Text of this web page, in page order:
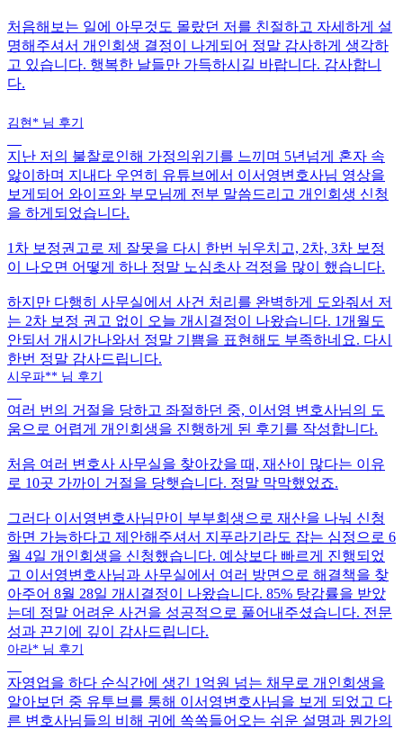
처음해보는 일에 아무것도 몰랐던 저를 친절하고 자세하게 설
명해주셔서 개인회생 결정이 나게되어 정말 감사하게 생각하
고 있습니다. 행복한 날들만 가득하시길 바랍니다. 감사합니
다.
김현* 님 후기
지난 저의 불찰로인해 가정의위기를 느끼며 5년넘게 혼자 속
앓이하며 지내다 우연히 유튜브에서 이서영변호사님 영상을
보게되어 와이프와 부모님께 전부 말씀드리고 개인회생 신청
을 하게되었습니다.
1차 보정권고로 제 잘못을 다시 한번 뉘우치고, 2차, 3차 보정
이 나오면 어떻게 하나 정말 노심초사 걱정을 많이 했습니다.
하지만 다행히 사무실에서 사건 처리를 완벽하게 도와줘서 저
는 2차 보정 권고 없이 오늘 개시결정이 나왔습니다. 1개월도
안되서 개시가나와서 정말 기쁨을 표현해도 부족하네요. 다시
한번 정말 감사드립니다.
시우파** 님 후기
여러 번의 거절을 당하고 좌절하던 중, 이서영 변호사님의 도
움으로 어렵게 개인회생을 진행하게 된 후기를 작성합니다.
처음 여러 변호사 사무실을 찾아갔을 때, 재산이 많다는 이유
로 10곳 가까이 거절을 당햇습니다. 정말 막막했었죠.
그러다 이서영변호사님만이 부부회생으로 재산을 나눠 신청
하면 가능하다고 제안해주셔서 지푸라기라도 잡는 심정으로 6
월 4일 개인회생을 신청했습니다. 예상보다 빠르게 진행되었
고 이서영변호사님과 사무실에서 여러 방면으로 해결책을 찾
아주어 8월 28일 개시결정이 나왔습니다. 85% 탕감률을 받았
는데 정말 어려운 사건을 성공적으로 풀어내주셨습니다. 전문
성과 끈기에 깊이 감사드립니다.
아라* 님 후기
자영업을 하다 순식간에 생긴 1억원 넘는 채무로 개인회생을
알아보던 중 유투브를 통해 이서영변호사님을 보게 되었고 다
른 변호사님들의 비해 귀에 쏙쏙들어오는 쉬운 설명과 뭔가의